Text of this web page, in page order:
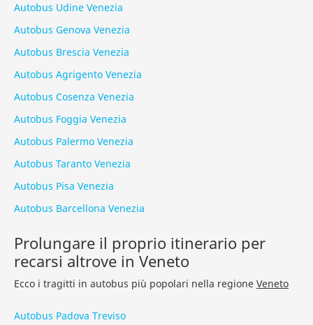
Autobus Udine Venezia
Autobus Genova Venezia
Autobus Brescia Venezia
Autobus Agrigento Venezia
Autobus Cosenza Venezia
Autobus Foggia Venezia
Autobus Palermo Venezia
Autobus Taranto Venezia
Autobus Pisa Venezia
Autobus Barcellona Venezia
Prolungare il proprio itinerario per
recarsi altrove in Veneto
Ecco i tragitti in autobus più popolari nella regione Veneto
Autobus Padova Treviso